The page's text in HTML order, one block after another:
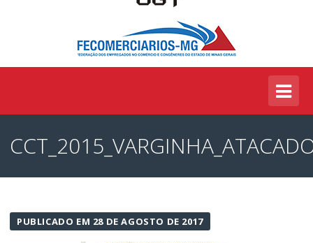
PUBLICADO EM 28 DE AGOSTO DE 2017